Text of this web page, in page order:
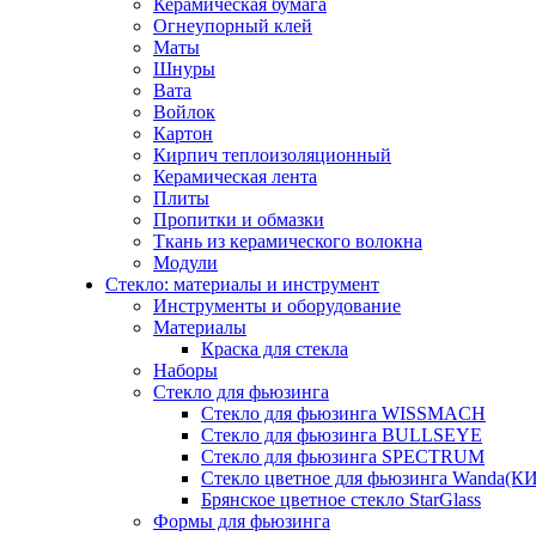
Керамическая бумага
Огнеупорный клей
Маты
Шнуры
Вата
Войлок
Картон
Кирпич теплоизоляционный
Керамическая лента
Плиты
Пропитки и обмазки
Ткань из керамического волокна
Модули
Стекло: материалы и инструмент
Инструменты и оборудование
Материалы
Краска для стекла
Наборы
Стекло для фьюзинга
Стекло для фьюзинга WISSMACH
Стекло для фьюзинга BULLSEYE
Стекло для фьюзинга SPECTRUM
Стекло цветное для фьюзинга
Брянское цветное стекло StarGlass
Формы для фьюзинга